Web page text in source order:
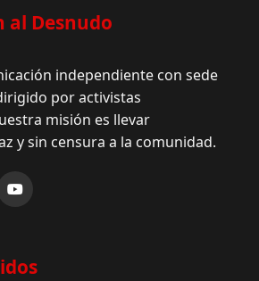
Desnudo
independiente con sede
por activistas
misión es llevar
y sin censura a la comunidad.